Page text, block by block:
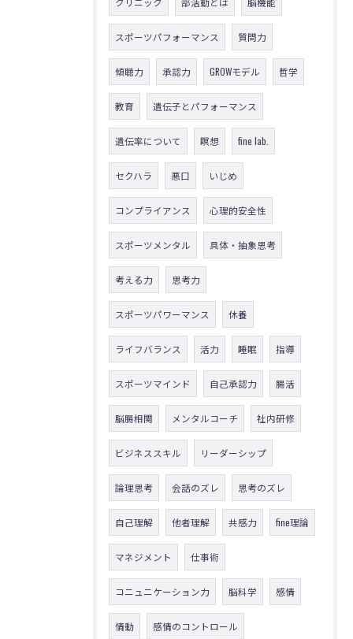
スポーツパフォーマンス 質問力
傾聴力 承認力 GROWモデル 哲学
教育 遺伝子とパフォーマンス
遺伝率について 瞑想 fine lab.
セクハラ 悪口 いじめ
コンプライアンス 心理的安全性
スポーツメンタル 具体・抽象思考
考える力 思考力
スポーツパワーマンス 休養
ライフバランス 活力 睡眠 指導
スポーツマインド 自己承認力 腸活
脳腸相関 メンタルコーチ 社内研修
ビジネススキル リーダーシップ
論理思考 会話のズレ 思考のズレ
自己理解 他者理解 共感力 fine理論
マネジメント 仕事術
コニュニケーション力 脳科学 感情
情動 感情のコントロール